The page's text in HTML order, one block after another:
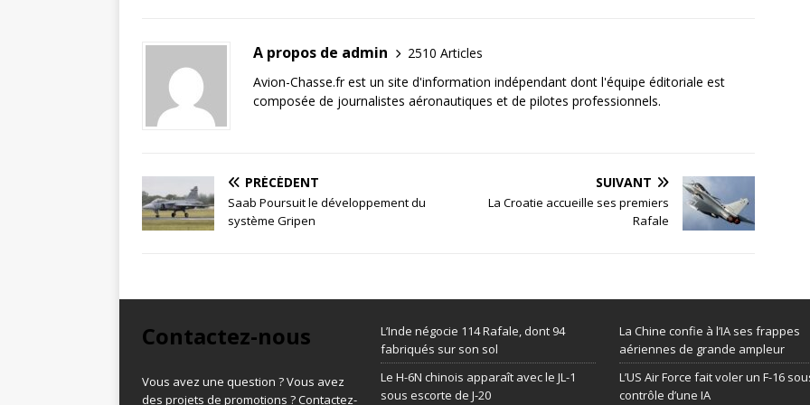
A propos de admin
2510 Articles
Avion-Chasse.fr est un site d'information indépendant dont l'équipe éditoriale est
composée de journalistes aéronautiques et de pilotes professionnels.
PRÉCÉDENT
Saab Poursuit le développement du
système Gripen
SUIVANT
La Croatie accueille ses premiers
Rafale
Contactez-nous
Vous avez une question ? Vous avez
des projets de promotions ? Contactez-
L’Inde négocie 114 Rafale, dont 94
fabriqués sur son sol
Le H-6N chinois apparaît avec le JL-1
sous escorte de J-20
La Chine confie à l’IA ses frappes
aériennes de grande ampleur
L’US Air Force fait voler un F-16
contrôle d’une IA